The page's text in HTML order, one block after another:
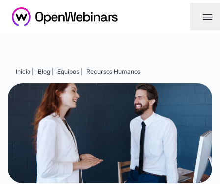
|||
Inicio | Blog | Equipos | Recursos Humanos